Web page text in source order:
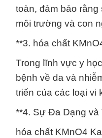
toàn, đảm bảo
môi trường và con
**3. hóa chất
Trong lĩnh vực y
bệnh về da và
triển của các loại vi
**4. Sự Đa Dạng
hóa chất KMnO4